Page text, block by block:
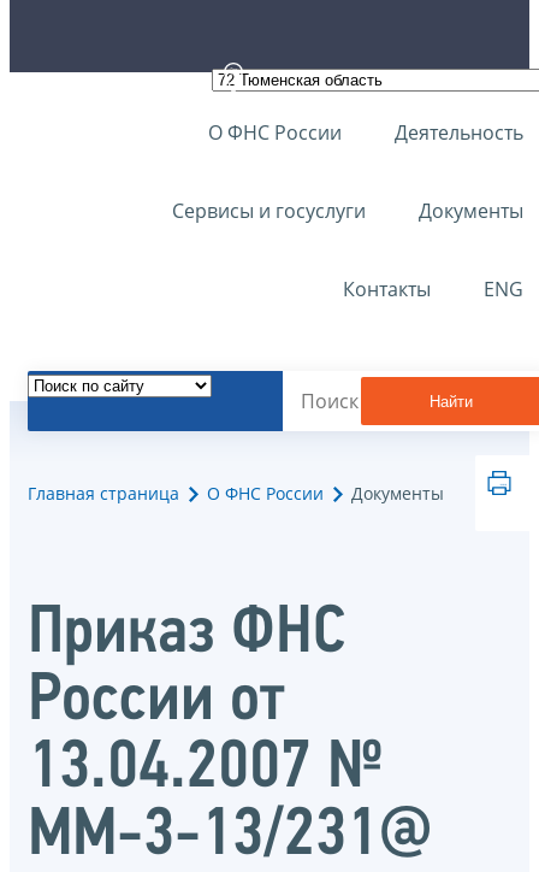
О ФНС России Деятельность
Сервисы и госуслуги Документы
Контакты ENG
Найти
Главная страница О ФНС России Документы
Приказ ФНС
России от
13.04.2007 №
ММ-3-13/231@